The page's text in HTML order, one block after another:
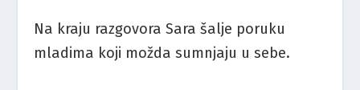
Na kraju razgovora Sara šalje poruku
mladima koji možda sumnjaju u sebe.